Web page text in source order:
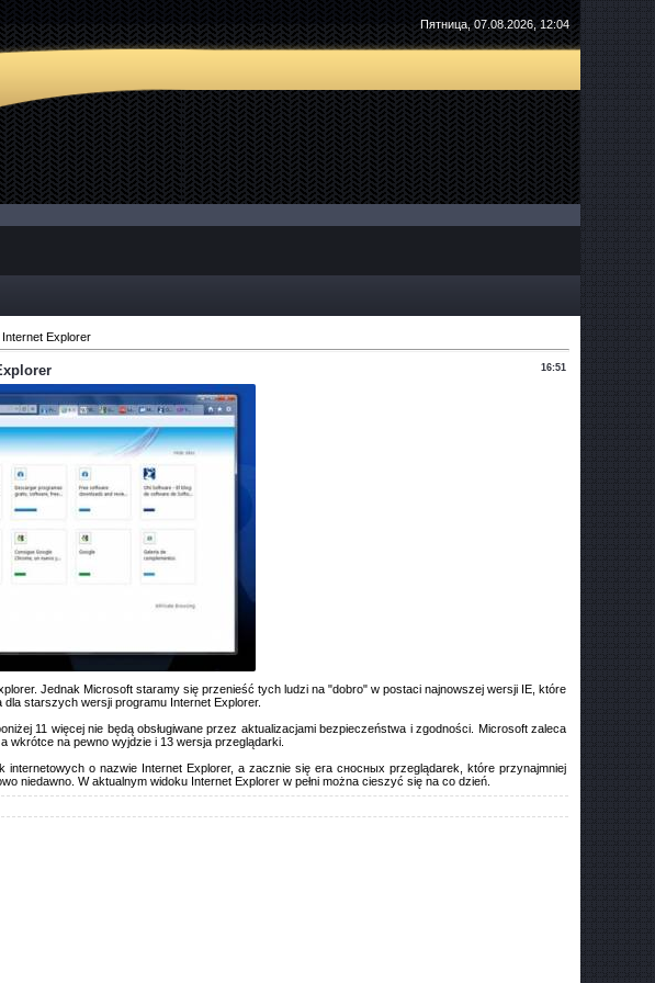
Пятница, 07.08.2026, 12:04
Explorer
16:51
Jednak Microsoft staramy się przenieść tych ludzi na "dobro" w postaci najnowszej wersji IE, które
starszych wersji programu Internet Explorer.
11 więcej nie będą obsługiwane przez aktualizacjami bezpieczeństwa i zgodności. Microsoft zaleca
wkrótce na pewno wyjdzie i 13 wersja przeglądarki.
o nazwie Internet Explorer, a zacznie się era сносных przeglądarek, które przynajmniej
niedawno. W aktualnym widoku Internet Explorer w pełni można cieszyć się na co dzień.